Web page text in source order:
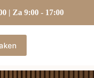
| Za 9:00 - 17:00